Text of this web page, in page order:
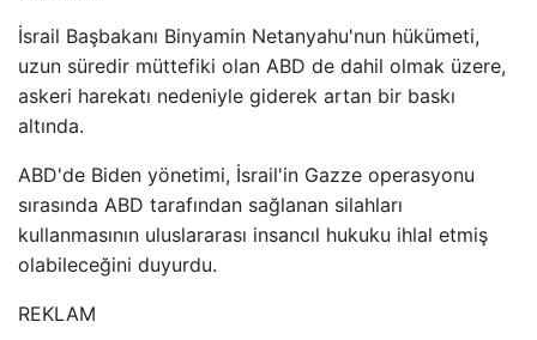
İsrail Başbakanı Binyamin Netanyahu'nun hükümeti,
uzun süredir müttefiki olan ABD de dahil olmak üzere,
askeri harekatı nedeniyle giderek artan bir baskı
altında.
ABD'de Biden yönetimi, İsrail'in Gazze operasyonu
sırasında ABD tarafından sağlanan silahları
kullanmasının uluslararası insancıl hukuku ihlal etmiş
olabileceğini duyurdu.
REKLAM